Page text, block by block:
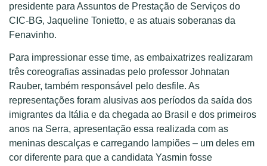
presidente para Assuntos de Prestação de Serviços do
CIC-BG, Jaqueline Tonietto, e as atuais soberanas da
Fenavinho.
Para impressionar esse time, as embaixatrizes realizaram
três coreografias assinadas pelo professor Johnatan
Rauber, também responsável pelo desfile. As
representações foram alusivas aos períodos da saída dos
imigrantes da Itália e da chegada ao Brasil e dos primeiros
anos na Serra, apresentação essa realizada com as
meninas descalças e carregando lampiões – um deles em
cor diferente para que a candidata Yasmin fosse